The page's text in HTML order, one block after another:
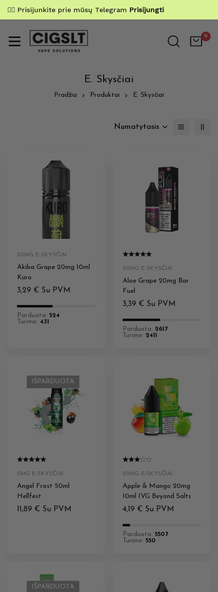
✌🏼 Prisijunkite prie mūsų Telegram Prisijungti
0
E. Skysčiai
Pradžia Produktai E. Skysčiai
Numatytasis
20MG E-SKYSČIAI
Akiba Grape 20mg 10ml
Kuro
3,29 € Su PVM
Parduota: 524
Turime: 431
20MG E-SKYSČIAI
Aloe Grape 20mg Bar
Fuel
3,39 € Su PVM
Parduota: 2617
Turime: 2411
IŠPARDUOTA
0MG E-SKYSČIAI
Angel Frost 50ml
Hellfest
11,89 € Su PVM
20MG E-SKYSČIAI
Apple & Mango 20mg
10ml IVG Beyond Salts
4,19 € Su PVM
Parduota: 5507
Turime: 550
IŠPARDUOTA